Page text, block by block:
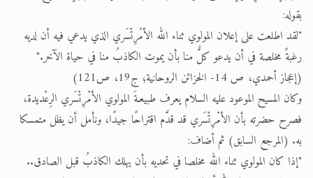
بقوله:
"لقد اطلعت على إعلان المولوي ثناء الله الأمْرِتْسَري الذي يدعي فيه أن لديه
رغبةً مخلصة في أن يدعو كلٌّ منا بأن يموت الكاذبُ منا في حياة الآخر."
(إعجاز أحمدي، ص 14- الخزائن الروحانية؛ ج19، ص121)
وكان المسيح الموعود عليه السلام يعرف طبيعـةَ المولوي الأمْرِتْسَري الرِعْديدة،
فصرح حضرته بأن الأمْرِتْسَري قد قدَّم اقتراحًا جيدًا، ونأمل أن يظل متمسكا
به. (المرجع السابق) ثم أضاف:
"إذا كان المولوي ثناء الله مخلصا في تحديه بأن يهلك الكاذبُ قبل الصادق..